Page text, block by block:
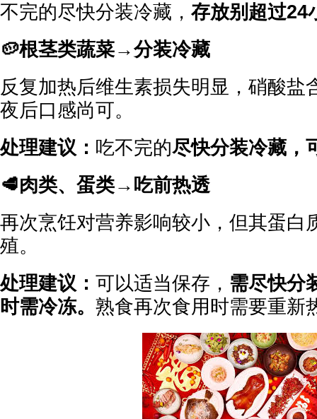
不完的尽快分装冷藏， 存放别超过24
🥔根茎类蔬菜→分装冷藏
反复加热后维生素损失明显，硝酸盐
夜后口感尚可。
处理建议： 吃不完的尽快分装冷藏，
🥩肉类、蛋类→吃前热透
再次烹饪对营养影响较小，但其蛋白
殖。
处理建议： 可以适当保存， 需尽快分
时需冷冻。 熟食再次食用时需要重新